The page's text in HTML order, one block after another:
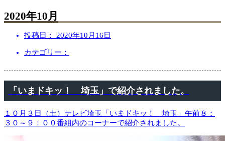
2020年10月
投稿日： 2020年10月16日
カテゴリー：
「いまドキッ！ 埼玉」で紹介されました。
１０月３日（土）テレビ埼玉「いまドキッ！ 埼玉」午前８：
３０～９：００番組内のコーナーで紹介されました。